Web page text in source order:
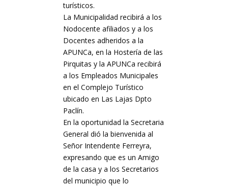
turísticos.
La Municipalidad recibirá a los
Nodocente afiliados y a los
Docentes adheridos a la
APUNCa, en la Hostería de las
Pirquitas y la APUNCa recibirá
a los Empleados Municipales
en el Complejo Turístico
ubicado en Las Lajas Dpto
Paclín.
En la oportunidad la Secretaria
General dió la bienvenida al
Señor Intendente Ferreyra,
expresando que es un Amigo
de la casa y a los Secretarios
del municipio que lo